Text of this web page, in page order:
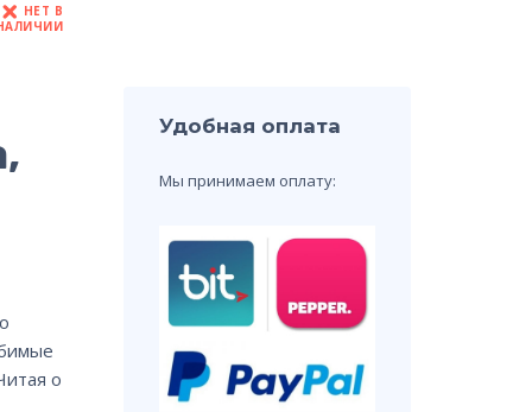
НЕТ В
о
Удобная оплата
Мы принимаем оплату: